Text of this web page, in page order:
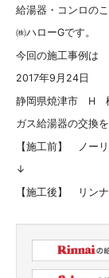
給湯器・コンロの
㈱ハローGです。
今回の施工事例は
2017年9月24日
静岡県焼津市 H
ガス給湯器の交換
【施工前】 ノー
↓
【施工後】 リン